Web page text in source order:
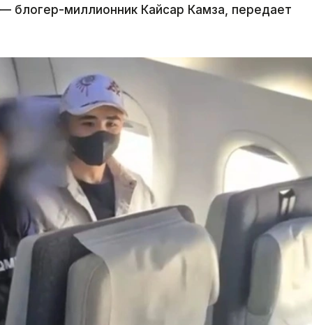
блогер-миллионник Кайсар Камза, передает